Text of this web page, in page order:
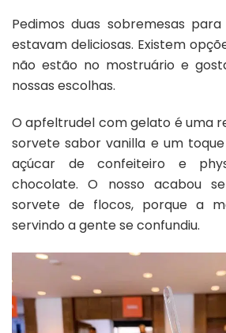
Pedimos duas sobremesas
estavam deliciosas. Existem
não estão no mostruário e
nossas escolhas.
O apfeltrudel com gelato é uma
sorvete sabor vanilla e um
açúcar de confeiteiro e
chocolate. O nosso acabou
sorvete de flocos, porque a
servindo a gente se confundiu.